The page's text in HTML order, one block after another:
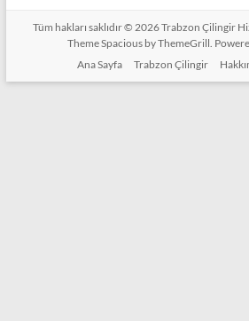
Tüm hakları saklıdır © 2026Trabzon Çilingir
ThemeSpacious by ThemeGrill.
Ana Sayfa
Trabzon Çilingir